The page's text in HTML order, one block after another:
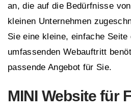
an, die auf die Bedürfnisse
kleinen Unternehmen
Sie eine kleine, einfache Seite
umfassenden Webauftritt
passende Angebot für Sie.
MINI Website für